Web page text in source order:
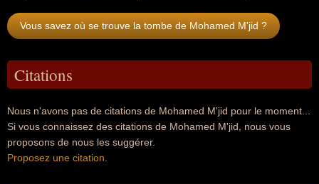
Vous savez où se trouve la tombe de Mohamed M'jid ?
Citations
Nous n'avons pas de citations de Mohamed M'jid pour le moment...
Si vous connaissez des citations de Mohamed M'jid, nous vous
proposons de nous les suggérer.
Proposez une citation